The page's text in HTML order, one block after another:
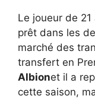
Le joueur de 21
prêt dans les
marché des
transfert en
Albionet il a
cette saison,